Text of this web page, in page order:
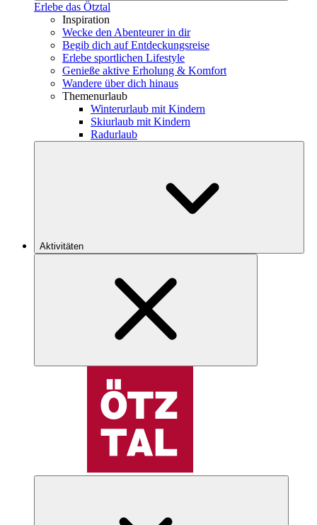
Erlebe das Ötztal
Inspiration
Wecke den Abenteurer in dir
Begib dich auf Entdeckungsreise
Erlebe sportlichen Lifestyle
Genieße aktive Erholung & Komfort
Wandere über dich hinaus
Themenurlaub
Winterurlaub mit Kindern
Skiurlaub mit Kindern
Radurlaub
Aktivitäten